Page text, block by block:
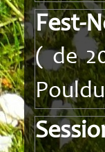
Fest-
( de